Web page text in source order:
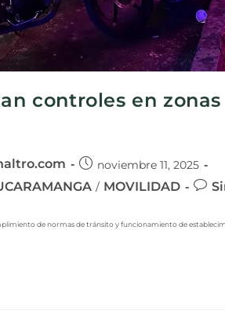
controles en
noviembre 11, 2025
/ MOVILIDAD
de normas de tránsito y funcionamiento de